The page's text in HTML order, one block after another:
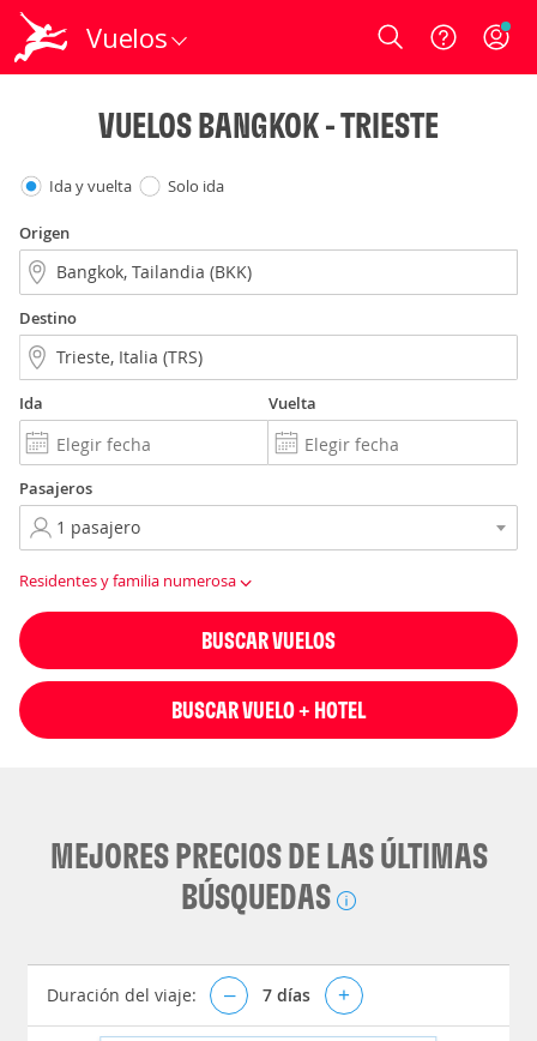
Vuelos Login
VUELOS BANGKOK - TRIESTE
Ida y vuelta Solo ida
Origen
Destino
Ida Vuelta
Pasajeros
Residentes y familia numerosa
BUSCAR VUELOS
BUSCAR VUELO + HOTEL
MEJORES PRECIOS DE LAS ÚLTIMAS
BÚSQUEDAS
Duración del viaje: – 7 días +